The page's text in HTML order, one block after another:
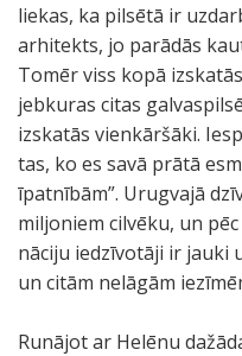
liekas, ka pilsētā ir
arhitekts, jo parādās
Tomēr viss kopā
jebkuras citas
izskatās vienkāršāki.
tas, ko es savā prātā
īpatnībām”. Urugvajā
miljoniem cilvēku, un
nāciju iedzīvotāji ir jauki
un citām nelāgām
Runājot ar Helēnu